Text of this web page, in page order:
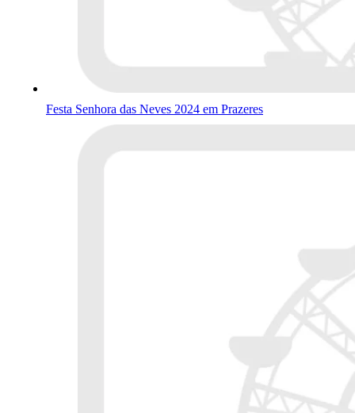
Festa Senhora das Neves 2024 em Prazeres